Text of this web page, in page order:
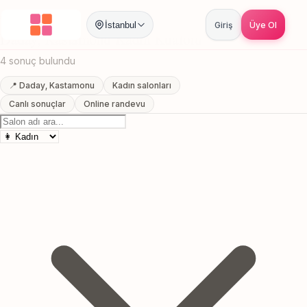
İstanbul Giriş Üye Ol
Anasayfa / Kastamonu / Kadın Kuaförü
Daday, Kastamonu Kadın Kuaförü
4 sonuç bulundu
📍 Daday, Kastamonu
Kadın salonları
Canlı sonuçlar
Online randevu